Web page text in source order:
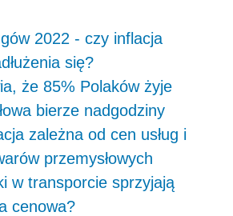
2022 - czy inflacja
się?
że 85% Polaków żyje
bierze nadgodziny
zależna od cen usług i
przemysłowych
w transporcie sprzyjają
cenowa?